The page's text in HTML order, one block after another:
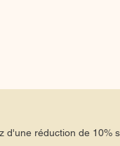
d'une réduction de 10%